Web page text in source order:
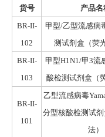
货号 产品名
BR-II-
102
甲型/乙型流感病
测试剂盒 （荧
BR-II-
103
甲型H1N1/甲3流
酸检测试剂盒 （
BR-II-
101
乙型流感病毒
分型核酸检测试剂
法）